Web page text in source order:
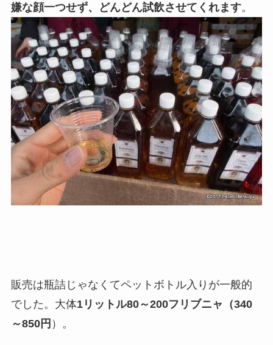
嫌な顔一つせず、どんどん試飲させてくれます。
販売は瓶詰じゃなくてペットボトル入りが一般的
でした。大体1リットル80～200フリブニャ（340
～850円 ）。